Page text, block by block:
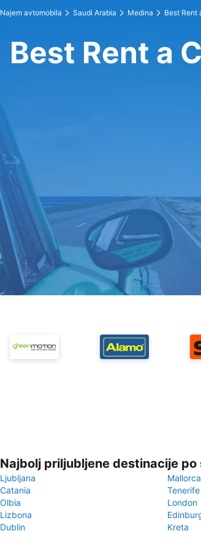
Najem avtomobila Saudi Arabia Medina Best Rent
Best Rent a
Najbolj priljubljene destinacije po
Ljubljana
Mallorca
Catania
Tenerife
Olbia
London
Lizbona
Dublin
Kreta